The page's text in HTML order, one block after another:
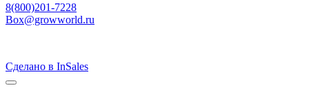
8(800)201-7228
Box@growworld.ru
Сделано в InSales